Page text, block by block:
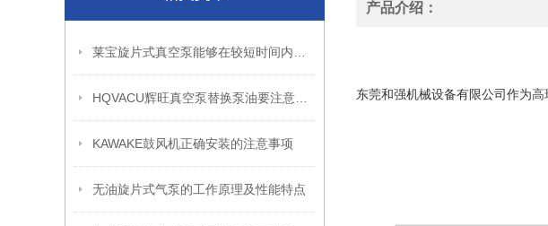
KAWAKE鼓风机正确安装的注意事项
无油旋片式气泵的工作原理及性能特点
产品介绍：
东莞和强机械设备有限公司作为高